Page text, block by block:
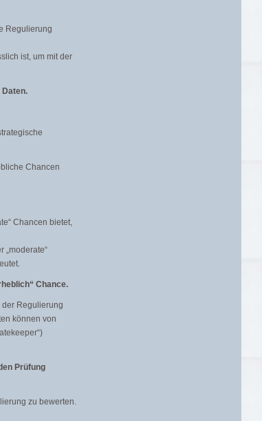
Regulierung
ist, um mit der
Chancen
Chancen bietet,
„moderate“
Chance.
der Regulierung
können von
Prüfung
zu bewerten.